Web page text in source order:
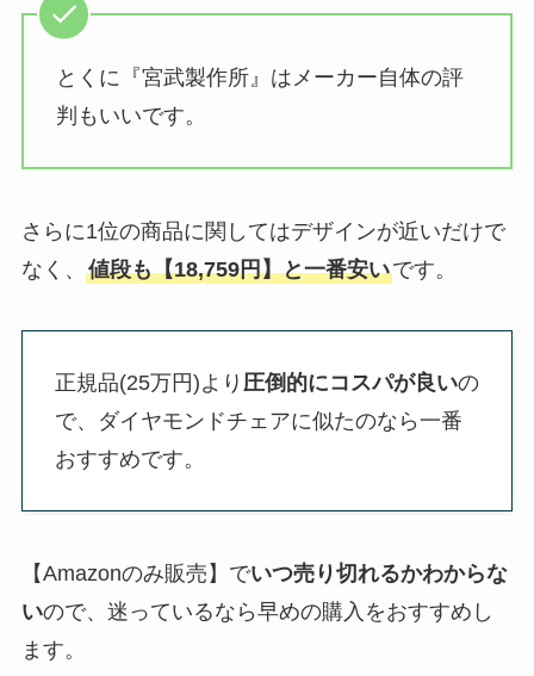
とくに『宮武製作所』はメーカー自体の評
判もいいです。
さらに1位の商品に関してはデザインが近いだけで
なく、 値段も【18,759円】と一番安いです。
正規品(25万円)より 圧倒的にコスパが良いの
で、ダイヤモンドチェアに似たのなら一番
おすすめです。
【Amazonのみ販売】でいつ売り切れるかわからな
いので、迷っているなら早めの購入をおすすめし
ます。